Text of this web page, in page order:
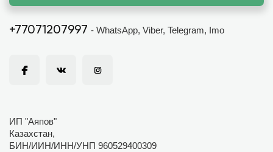
+77071207997 - WhatsApp, Viber, Telegram, Imo
ИП "Аяпов"
Казахстан,
БИН/ИИН/ИНН/УНП 960529400309